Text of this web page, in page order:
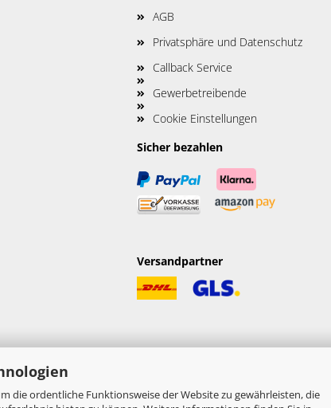
die ordentliche Funktionsweise der Website zu gewährleisten, die
AGB
Privatsphäre und Datenschutz
Callback Service
Gewerbetreibende
Cookie Einstellungen
Sicher bezahlen
Versandpartner